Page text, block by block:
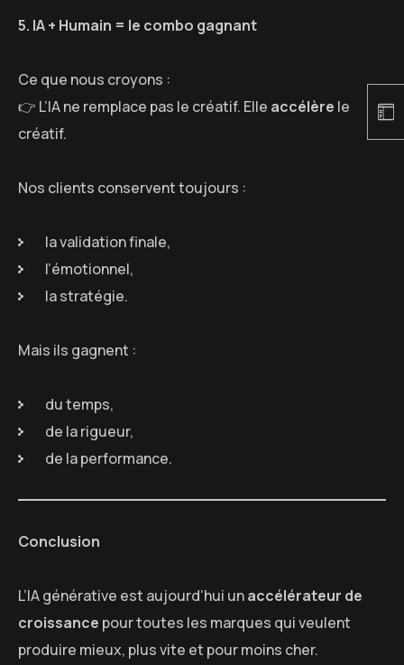
5. IA + Humain = le combo gagnant
Ce que nous croyons :
👉 L’IA ne remplace pas le créatif. Elle accélère le
créatif.
Nos clients conservent toujours :
la validation finale,
l’émotionnel,
la stratégie.
Mais ils gagnent :
du temps,
de la rigueur,
de la performance.
Conclusion
L’IA générative est aujourd’hui unaccélérateur de
croissance pour toutes les marques qui veulent
produire mieux, plus vite et pour moins cher.